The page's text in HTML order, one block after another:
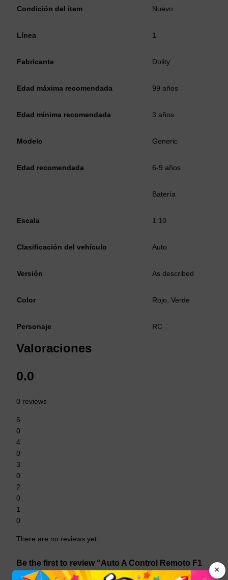
×
Condición del ítem Nuevo
Línea 1
Fabricante Dolity
Edad máxima recomendada 99 años
Edad mínima recomendada 3 años
Modelo Generic
Edad recomendada 6-9 años
Batería
Escala 1:10
Clasificación del vehículo Auto
Versión As described
Color Rojo, Verde
Personaje RC
Valoraciones
0.0
0 reviews
5
0
4
0
3
0
2
0
1
0
There are no reviews yet.
Be the first to review “Auto A Control Remoto F1
De Carreras Rc A Batería”